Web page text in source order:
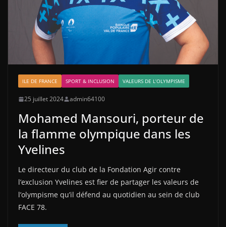
ILE DE FRANCE SPORT & INCLUSION VALEURS DE L’OLYMPISME
25 juillet 2024 admin64100
Mohamed Mansouri, porteur de
la flamme olympique dans les
Yvelines
Le directeur du club de la Fondation Agir contre
l’exclusion Yvelines est fier de partager les valeurs de
l’olympisme qu’il défend au quotidien au sein de club
FACE 78.